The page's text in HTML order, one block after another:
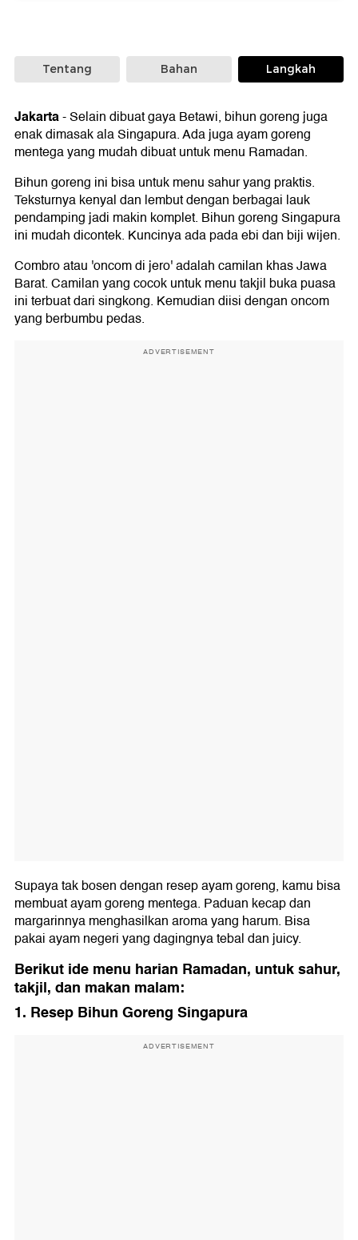
Tentang Bahan Langkah
Jakarta-Selain dibuat gaya Betawi, bihun goreng juga
enak dimasak ala Singapura. Ada juga ayam goreng
mentega yang mudah dibuat untuk menu Ramadan.
Bihun goreng ini bisa untuk menu sahur yang praktis.
Teksturnya kenyal dan lembut dengan berbagai lauk
pendamping jadi makin komplet. Bihun goreng Singapura
ini mudah dicontek. Kuncinya ada pada ebi dan biji wijen.
Combro atau 'oncom di jero' adalah camilan khas Jawa
Barat. Camilan yang cocok untuk menu takjil buka puasa
ini terbuat dari singkong. Kemudian diisi dengan oncom
yang berbumbu pedas.
ADVERTISEMENT
Supaya tak bosen dengan resep ayam goreng, kamu bisa
membuat ayam goreng mentega. Paduan kecap dan
margarinnya menghasilkan aroma yang harum. Bisa
pakai ayam negeri yang dagingnya tebal dan juicy.
Berikut ide menu harian Ramadan, untuk sahur,
takjil, dan makan malam:
1. Resep Bihun Goreng Singapura
ADVERTISEMENT